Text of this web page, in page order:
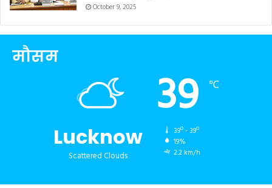
October 9, 2025
मौसम
Lucknow
Scattered Clouds
39 ℃
39º - 39º
19%
2.2 km/h